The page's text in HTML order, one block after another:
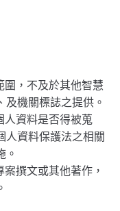
圍，不及於其他智慧
機關標誌之提供。
人資料是否得被蒐
人資料保護法之相關
。
撰文或其他著作，